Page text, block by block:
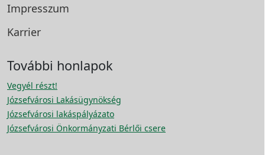
Impresszum
Karrier
További honlapok
Vegyél részt!
Józsefvárosi Lakásügynökség
Józsefvárosi lakáspályázato
Józsefvárosi Önkormányzati Bérlői csere